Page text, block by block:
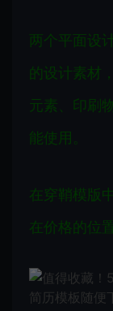
两个平面设
的设计素材
元素、印刷
能使用。
在穿鞘模版
在价格的位